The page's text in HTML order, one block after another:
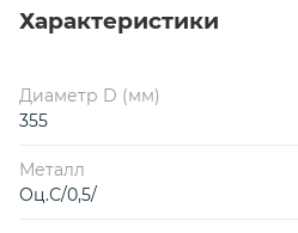
Характеристики
Диаметр D (мм)
355
Металл
Оц.С/0,5/